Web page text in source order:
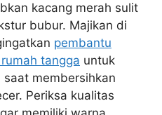
kacang merah sulit
bubur. Majikan di
pembantu
tangga untuk
saat membersihkan
Periksa kualitas